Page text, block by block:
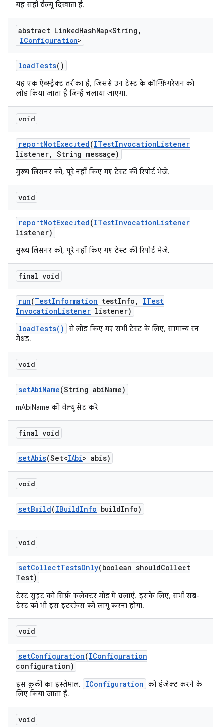
यह सही वैल्यू दिखाता है.
abstract LinkedHashMap<String ,
IConfiguration>
loadTests()
यह एक ऐब्स्ट्रैक्ट तरीका है, जिससे उन टेस्ट के कॉन्फ़िगरेशन को
लोड किया जाता है जिन्हें चलाया जाएगा.
void
reportNotExecuted(ITestInvocationListener
listener, String message)
मुख्य लिसनर को, पूरे नहीं किए गए टेस्ट की रिपोर्ट भेजें.
void
reportNotExecuted(ITestInvocationListener
listener)
मुख्य लिसनर को, पूरे नहीं किए गए टेस्ट की रिपोर्ट भेजें.
final void
run(TestInformation testInfo ,
ITest
InvocationListener listener)
loadTests()
से लोड किए गए सभी टेस्ट के लिए, सामान्य रन
मेथड.
void
setAbiName(String abiName)
mAbiName की वैल्यू सेट करें
final void
setAbis(Set<IAbi> abis)
void
setBuild(IBuildInfo buildInfo)
void
setCollectTestsOnly(boolean shouldCollect
Test)
टेस्ट सुइट को सिर्फ़ कलेक्टर मोड में चलाएं. इसके लिए, सभी सब-
टेस्ट को भी इस इंटरफ़ेस को लागू करना होगा.
void
setConfiguration(IConfiguration
configuration)
इस कुकी का इस्तेमाल, IConfiguration को इंजेक्ट करने के
लिए किया जाता है.
void